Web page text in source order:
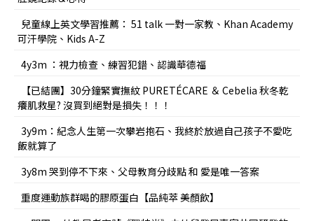
兒童線上英文學習推薦： 51 talk 一對一家教、Khan Academy
可汗學院、Kids A-Z
4y3m ：視力檢查、練習犯錯、認識華德福
【已結團】30分鐘緊實撫紋 PURETÉCARE ＆ Cebelia 秋冬乾
癢肌救星? 沒買到絕對是損失！！！
3y9m：紀念人生第一次攀岩抱石、我終於放過自己孩子不愛吃
飯就算了
3y8m 哭到停不下來、父母教育分歧點 和 愛是唯一答案
重度運動族群喝的膠原蛋白【品純萃 美顏飲】